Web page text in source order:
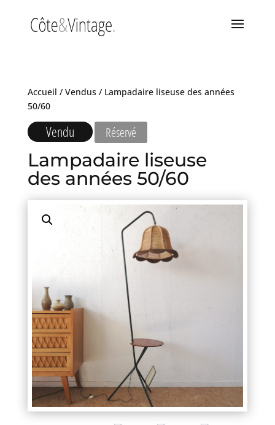
Accueil / Vendus/ Lampadaire liseuse des années
50/60
Vendu Réservé
Lampadaire liseuse
des années 50/60